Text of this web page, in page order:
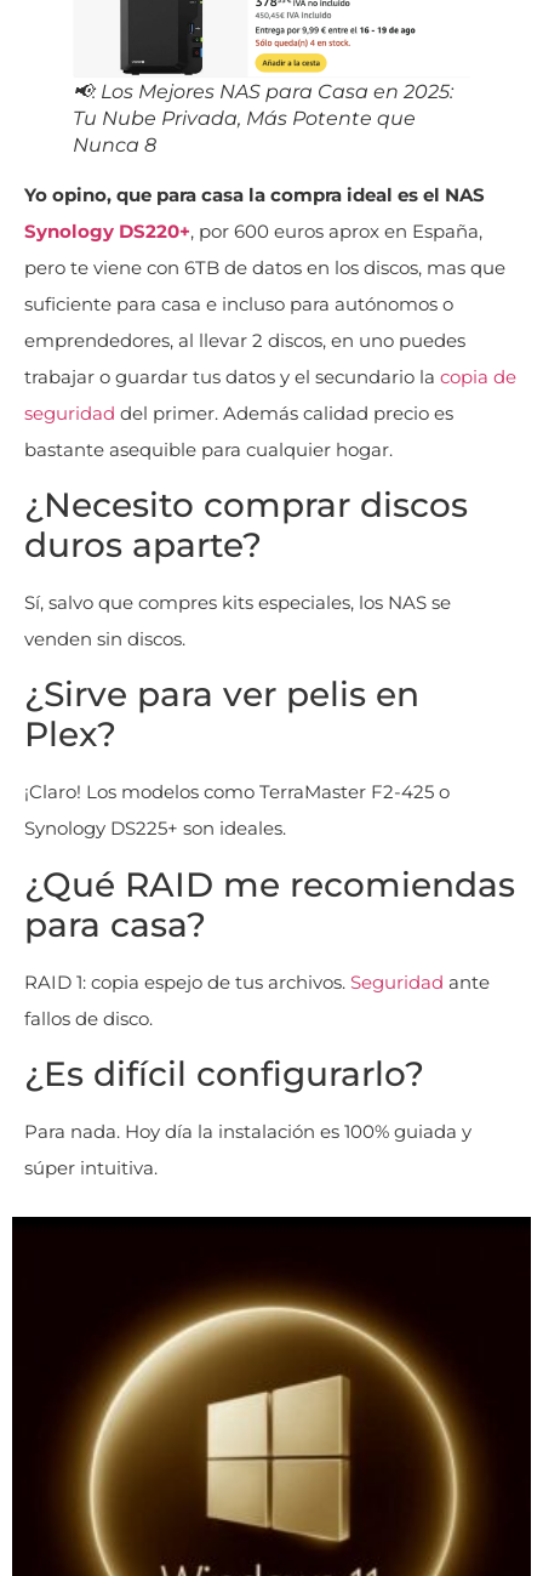
📢: Los Mejores NAS para Casa en 2025:
Tu Nube Privada, Más Potente que
Nunca 8
Yo opino, que para casa la compra ideal es el NAS
Synology DS220+, por 600 euros aprox en España,
pero te viene con 6TB de datos en los discos, mas que
suficiente para casa e incluso para autónomos o
emprendedores, al llevar 2 discos, en uno puedes
trabajar o guardar tus datos y el secundario la copia de
seguridad del primer. Además calidad precio es
bastante asequible para cualquier hogar.
¿Necesito comprar discos
duros aparte?
Sí, salvo que compres kits especiales, los NAS se
venden sin discos.
¿Sirve para ver pelis en
Plex?
¡Claro! Los modelos como TerraMaster F2-425 o
Synology DS225+ son ideales.
¿Qué RAID me recomiendas
para casa?
RAID 1: copia espejo de tus archivos. Seguridad ante
fallos de disco.
¿Es difícil configurarlo?
Para nada. Hoy día la instalación es 100% guiada y
súper intuitiva.